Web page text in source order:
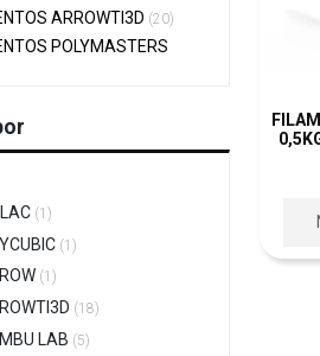
ARROWTI3D 20
POLYMASTERS
TO PRINT
SUNLU 15
RECREUS
1
1
1
18
LAB 5